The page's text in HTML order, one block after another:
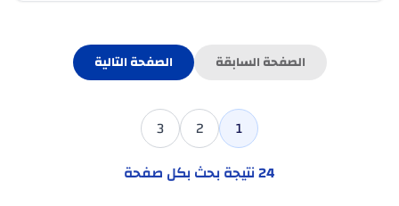
الصفحة السابقة الصفحة التالية
1
2
3
24نتيجة بحث بكل صفحة